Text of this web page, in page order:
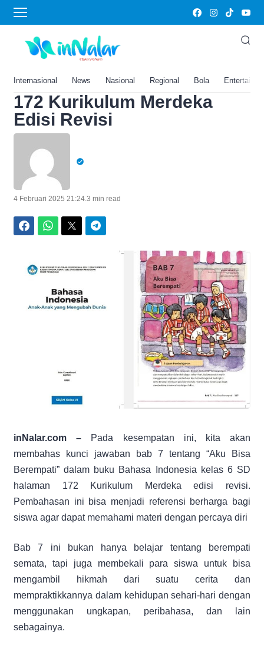
Internasional News Nasional Regional Bola
Home›
Bab 7 ‘Aku Bisa Berempati’,
Kunci Jawaban Bahasa
Indonesia Kelas 6 SD Hal.
172 Kurikulum Merdeka
Edisi Revisi
4 Februari 2025 21:24.3 min read
inNalar.com – Pada kesempatan ini, kita akan
membahas kunci jawaban bab 7 tentang “Aku Bisa
Berempati” dalam buku Bahasa Indonesia kelas 6 SD
halaman 172 Kurikulum Merdeka edisi revisi.
Pembahasan ini bisa menjadi referensi berharga bagi
siswa agar dapat memahami materi dengan percaya diri
Bab 7 ini bukan hanya belajar tentang berempati
semata, tapi juga membekali para siswa untuk bisa
mengambil hikmah dari suatu cerita dan
mempraktikkannya dalam kehidupan sehari-hari dengan
menggunakan ungkapan, peribahasa, dan lain
sebagainya.